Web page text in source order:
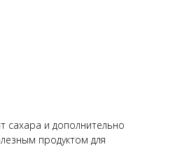
сахара и дополнительно
продуктом для